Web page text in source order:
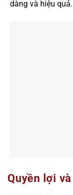
dàng và hiệu quả.
Quyền lợi